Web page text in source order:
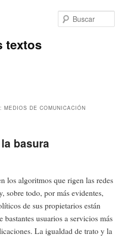
textos
MEDIOS DE COMUNICACIÓN
basura
los algoritmos que rigen las redes
sobre todo, por más evidentes,
de sus propietarios están
bastantes usuarios a servicios más
La igualdad de trato y la